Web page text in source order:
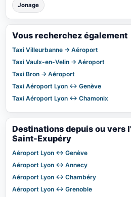
Jonage
Vous recherchez également
Taxi Villeurbanne → Aéroport
Taxi Vaulx-en-Velin → Aéroport
Taxi Bron → Aéroport
Taxi Aéroport Lyon ↔ Genève
Taxi Aéroport Lyon ↔ Chamonix
Destinations depuis ou vers
Saint-Exupéry
Aéroport Lyon ↔ Genève
Aéroport Lyon ↔ Annecy
Aéroport Lyon ↔ Chambéry
Aéroport Lyon ↔ Grenoble